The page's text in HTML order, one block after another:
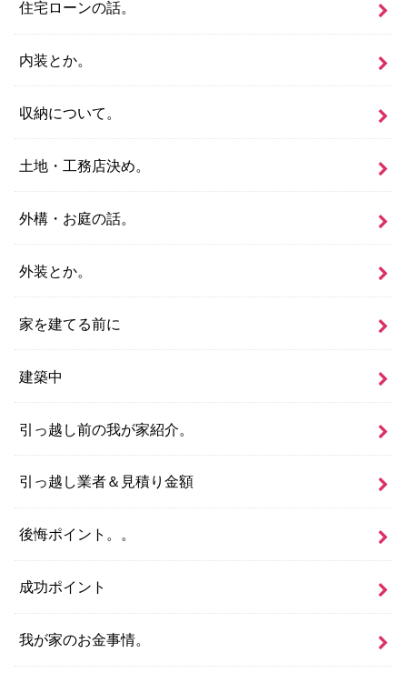
住宅ローンの話。
内装とか。
収納について。
土地・工務店決め。
外構・お庭の話。
外装とか。
家を建てる前に
建築中
引っ越し前の我が家紹介。
引っ越し業者＆見積り金額
後悔ポイント。。
成功ポイント
我が家のお金事情。